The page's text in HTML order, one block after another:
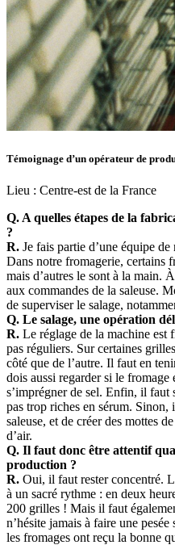
Témoignage d’un opérateur de
Lieu : Centre-est de la France
Q. A quelles étapes de la
?
R. Je fais partie d’une équipe
Dans notre fromagerie, certains
mais d’autres le sont à la main.
aux commandes de la saleuse.
de superviser le salage,
Q. Le salage, une opération
R. Le réglage de la machine est
pas réguliers. Sur certaines
côté que de l’autre. Il faut en
dois aussi regarder si le
s’imprégner de sel. Enfin, il faut
pas trop riches en sérum. Sinon,
saleuse, et de créer des mottes
d’air.
Q. Il faut donc être attentif
production ?
R. Oui, il faut rester concentré.
à un sacré rythme : en deux
200 grilles ! Mais il faut
n’hésite jamais à faire une
les fromages ont reçu la bonne